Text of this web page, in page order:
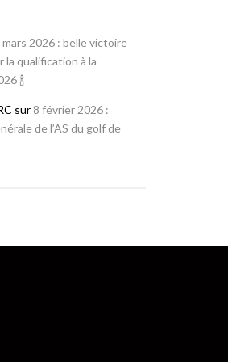
mars 2026 : belle victoire
la qualification à la
🍾
sur 8 février 2026 :
de l’AS du golf de